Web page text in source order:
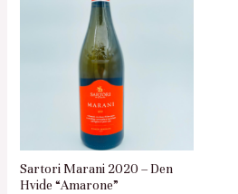
Sartori Marani 2020 – Den
Hvide “Amarone”